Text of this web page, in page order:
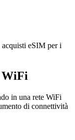
eSIM per i
WiFi
in una rete WiFi
di connettività